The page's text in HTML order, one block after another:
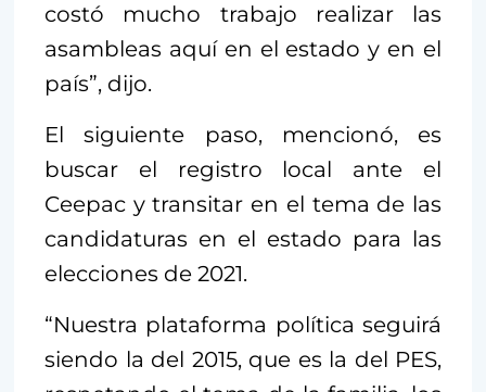
costó mucho trabajo realizar las
asambleas aquí en el estado y en el
país”, dijo.
El siguiente paso, mencionó, es
buscar el registro local ante el
Ceepac y transitar en el tema de las
candidaturas en el estado para las
elecciones de 2021.
“Nuestra plataforma política seguirá
siendo la del 2015, que es la del PES,